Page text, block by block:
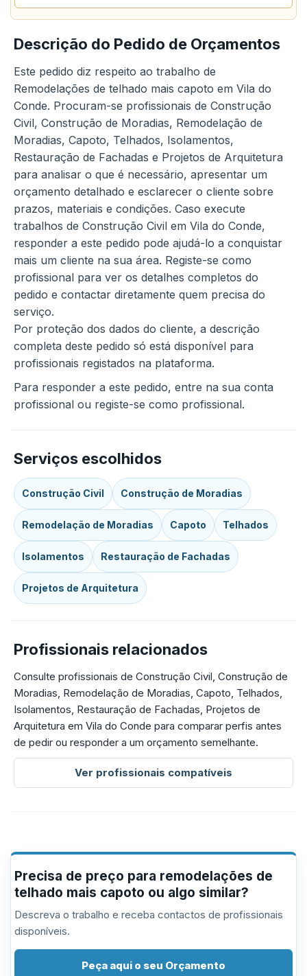
Descrição do Pedido de Orçamentos
Este pedido diz respeito ao trabalho de
Remodelações de telhado mais capoto em Vila do
Conde. Procuram-se profissionais de Construção
Civil, Construção de Moradias, Remodelação de
Moradias, Capoto, Telhados, Isolamentos,
Restauração de Fachadas e Projetos de Arquitetura
para analisar o que é necessário, apresentar um
orçamento detalhado e esclarecer o cliente sobre
prazos, materiais e condições. Caso execute
trabalhos de Construção Civil em Vila do Conde,
responder a este pedido pode ajudá-lo a conquistar
mais um cliente na sua área. Registe-se como
profissional para ver os detalhes completos do
pedido e contactar diretamente quem precisa do
serviço.
Por proteção dos dados do cliente, a descrição
completa deste pedido só está disponível para
profissionais registados na plataforma.
Para responder a este pedido, entre na sua conta
profissional ou registe-se como profissional.
Serviços escolhidos
Construção Civil Construção de Moradias
Remodelação de Moradias Capoto Telhados
Isolamentos Restauração de Fachadas
Projetos de Arquitetura
Profissionais relacionados
Consulte profissionais de Construção Civil, Construção de
Moradias, Remodelação de Moradias, Capoto, Telhados,
Isolamentos, Restauração de Fachadas, Projetos de
Arquitetura em Vila do Conde para comparar perfis antes
de pedir ou responder a um orçamento semelhante.
Ver profissionais compatíveis
Precisa de preço para remodelações de
telhado mais capoto ou algo similar?
Descreva o trabalho e receba contactos de profissionais
disponíveis.
Peça aqui o seu Orçamento